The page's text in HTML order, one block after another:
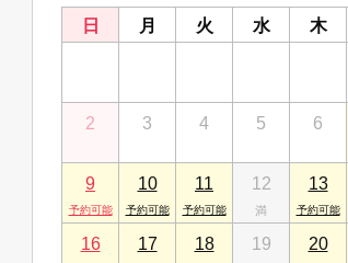
日 月 火 水 木
2 3 4 5 6
9 10 11 12 13
16 17 18 19 20